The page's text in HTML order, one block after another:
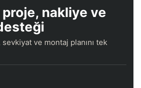
nakliye ve
ve montaj planını tek